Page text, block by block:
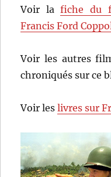
Voir lafiche du
Francis Ford
Voir les autres
chroniqués sur ce
Voir leslivres sur